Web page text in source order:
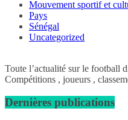
Mouvement sportif et
Pays
Sénégal
Uncategorized
Toute l’actualité sur le football
Compétitions , joueurs ,
Dernières publications